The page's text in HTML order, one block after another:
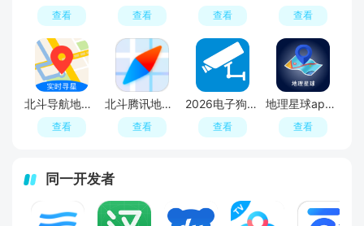
查看 查看 查看 查看
北斗导航地图高考版本(北斗高中地理图电子版)
查看
北斗腾讯地图手机版2026
查看
2026电子狗导航仪手机版
查看
地理星球app手机版
查看
同一开发者